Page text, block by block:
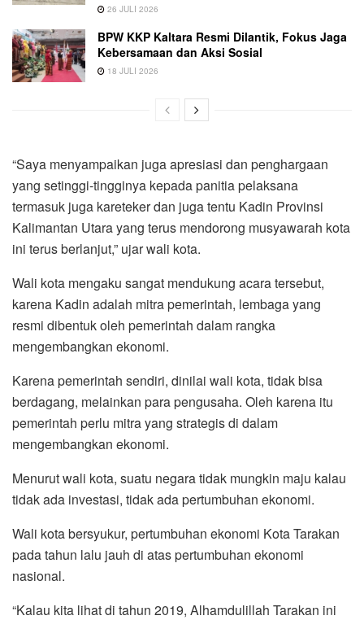
26 JULI 2026
BPW KKP Kaltara Resmi Dilantik, Fokus Jaga
Kebersamaan dan Aksi Sosial
18 JULI 2026
“Saya menyampaikan juga apresiasi dan penghargaan
yang setinggi-tingginya kepada panitia pelaksana
termasuk juga kareteker dan juga tentu Kadin Provinsi
Kalimantan Utara yang terus mendorong musyawarah kota
ini terus berlanjut,” ujar wali kota.
Wali kota mengaku sangat mendukung acara tersebut,
karena Kadin adalah mitra pemerintah, lembaga yang
resmi dibentuk oleh pemerintah dalam rangka
mengembangkan ekonomi.
Karena pemerintah sendiri, dinilai wali kota, tidak bisa
berdagang, melainkan para pengusaha. Oleh karena itu
pemerintah perlu mitra yang strategis di dalam
mengembangkan ekonomi.
Menurut wali kota, suatu negara tidak mungkin maju kalau
tidak ada investasi, tidak ada pertumbuhan ekonomi.
Wali kota bersyukur, pertumbuhan ekonomi Kota Tarakan
pada tahun lalu jauh di atas pertumbuhan ekonomi
nasional.
“Kalau kita lihat di tahun 2019, Alhamdulillah Tarakan ini